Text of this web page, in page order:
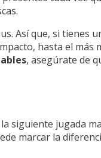
Así que, si tienes
hasta el más
, asegúrate de
siguiente jugada
marcar la